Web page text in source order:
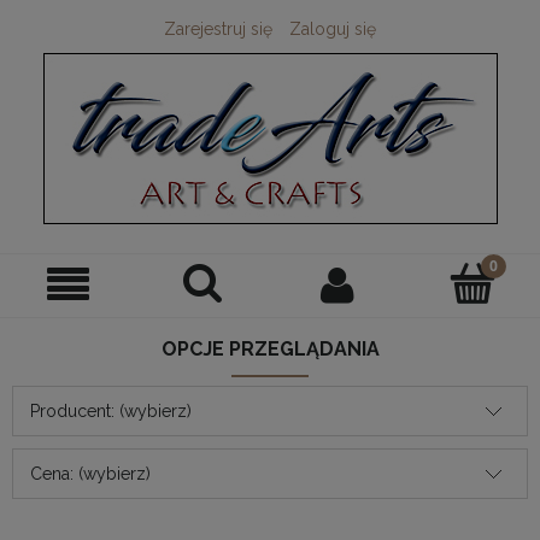
Zarejestruj się Zaloguj się
OPCJE PRZEGLĄDANIA
Producent: (wybierz)
Cena: (wybierz)